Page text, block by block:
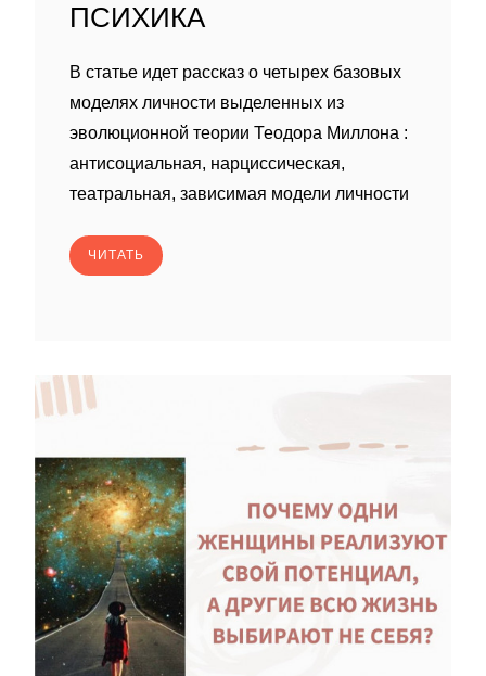
ПСИХИКА
В статье идет рассказ о четырех базовых
моделях личности выделенных из
эволюционной теории Теодора Миллона :
антисоциальная, нарциссическая,
театральная, зависимая модели личности
ЧИТАТЬ